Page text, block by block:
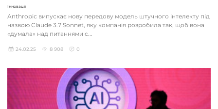
Інновації
Anthropic випускає нову передову модель штучного інтелекту під
назвою Claude 3.7 Sonnet, яку компанія розробила так, щоб вона
«думала» над питаннями с...
24.02.25 8 908 0